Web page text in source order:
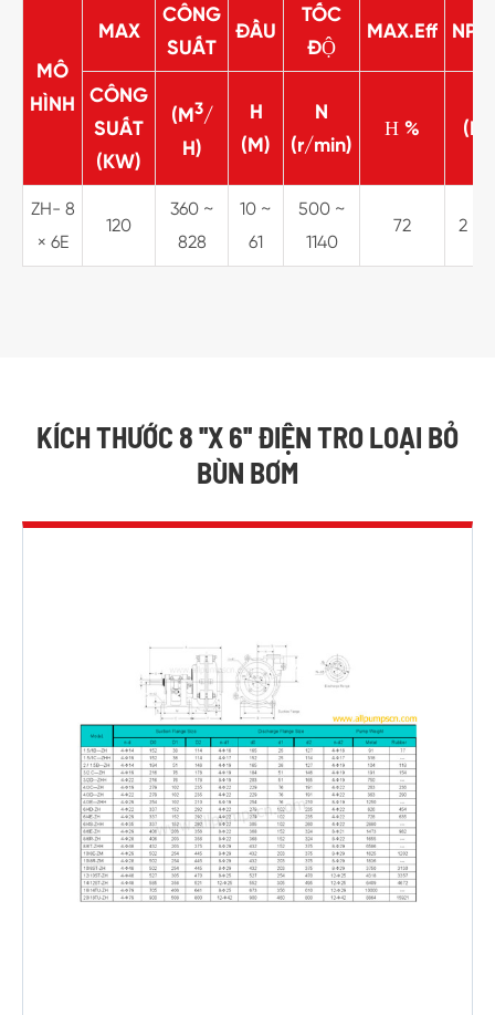
MÔ
HÌNH
MAX
CÔNG
SUẤT
ĐẦU
TỐC
ĐỘ
MAX.Eff
CÔNG
SUẤT
(KW)
(M3/
H)
H
(M)
N
(r/min)
Η % (M)
ZH- 8
× 6E
120
360 ~
828
10 ~
61
500 ~
1140
72 2 ~ 9
KÍCH THƯỚC 8 ''X 6'' ĐIỆN TRO LOẠI BỎ
BÙN BƠM